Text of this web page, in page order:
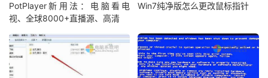
PotPlayer新用法：电脑看电
视、全球8000+直播源、高清
Win7纯净版怎么更改鼠标指针